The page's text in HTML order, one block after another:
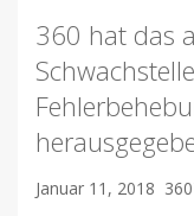
360 hat das
Januar 11, 2018